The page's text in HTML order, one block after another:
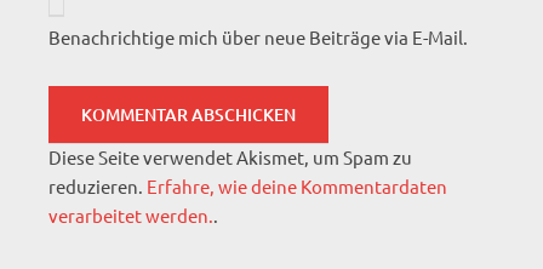
Benachrichtige mich über neue Beiträge via E-Mail.
Diese Seite verwendet Akismet, um Spam zu
reduzieren. Erfahre, wie deine Kommentardaten
verarbeitet werden..